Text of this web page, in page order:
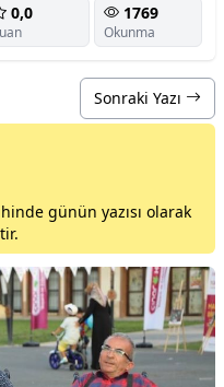
0,0 1769
Okunma
Sonraki Yazı
günün yazısı olarak